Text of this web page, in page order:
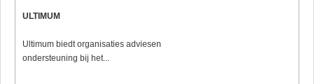
ULTIMUM
Ultimum biedt organisaties adviesen
ondersteuning bij het...